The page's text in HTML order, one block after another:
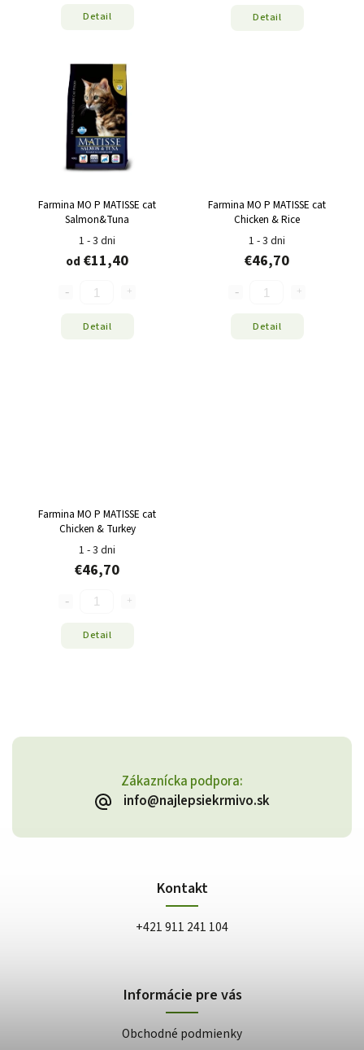
Detail Detail
Farmina MO P MATISSE cat
Salmon&Tuna
1 - 3 dni
od €11,40
Detail
Farmina MO P MATISSE cat
Chicken & Rice
1 - 3 dni
€46,70
Detail
Farmina MO P MATISSE cat
Chicken & Turkey
1 - 3 dni
€46,70
Detail
Zákaznícka podpora:
info@najlepsiekrmivo.sk
Kontakt
+421 911 241 104
Informácie pre vás
Obchodné podmienky